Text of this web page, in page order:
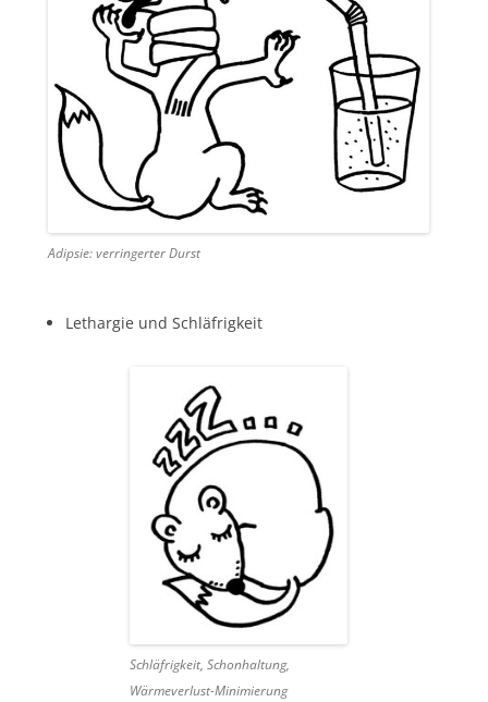
Adipsie: verringerter Durst
Lethargie und Schläfrigkeit
Schläfrigkeit, Schonhaltung,
Wärmeverlust-Minimierung